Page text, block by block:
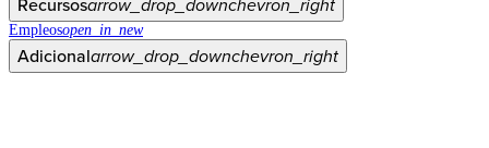
Empleosopen_in_new
Adicionalarrow_drop_downchevron_right